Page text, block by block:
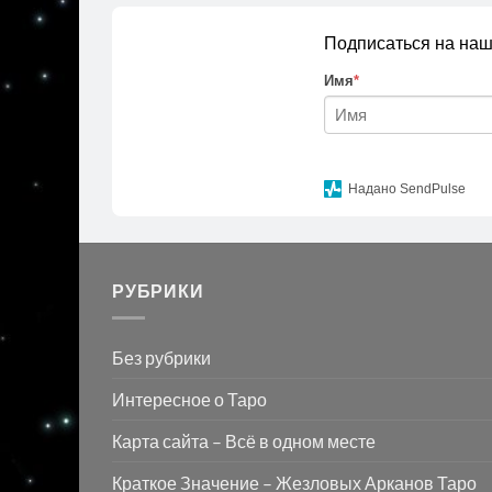
Подписаться на
Имя*
Надано SendPulse
РУБРИКИ
Без рубрики
Интересное о Таро
Карта сайта – Всё в одном месте
Краткое Значение – Жезловых Арканов Таро